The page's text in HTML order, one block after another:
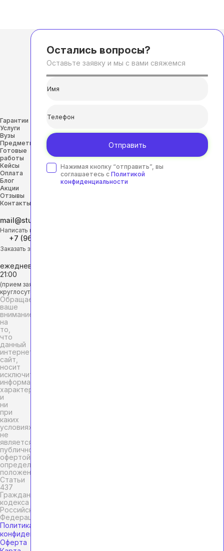
Гарантии
Услуги
Вузы
Предметы
Готовые
работы
Кейсы
Оплата
Блог
Акции
Отзывы
Контакты
mail@studhelp-online.ru
Написать на почту
+7 (968) 453-29-88
Заказать звонок
ежедневно с 9:00 до
21:00
(прием заявок
круглосуточно)
Обращаем
ваше
внимание
на
то,
что
данный
интернет-
сайт,
носит
исключительно
информационный
характер
и
ни
при
каких
условиях
не
является
публичной
офертой,
определяемой
положениями
Статьи
437
Гражданского
кодекса
Российской
Федерации.
Политика
конфиденциальности
Оферта
Остались вопросы?
Оставьте заявку и мы с вами свяжемся
Отправить
Нажимая кнопку “отправить”, вы
соглашаетесь с Политикой
конфиденциальности